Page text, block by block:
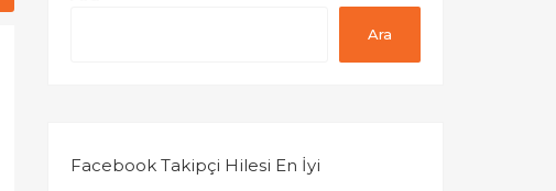
Ara
Facebook Takipçi Hilesi En İyi